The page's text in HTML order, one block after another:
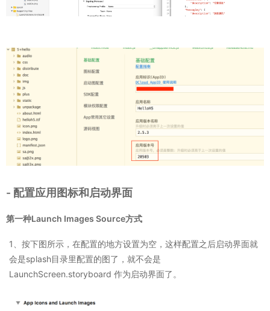
- 配置应用图标和启动界面
第一种Launch Images Source方式
1、按下图所示，在配置的地方设置为空，这样配置之后启动界面就
会是splash目录里配置的图了，就不会是
LaunchScreen.storyboard 作为启动界面了。